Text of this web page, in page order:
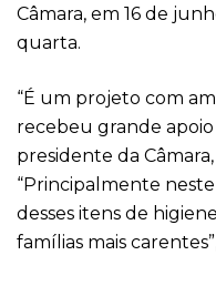
Câmara, em 16 de
quarta.
“É um projeto com
recebeu grande apoio
presidente da
“Principalmente
desses itens de
famílias mais